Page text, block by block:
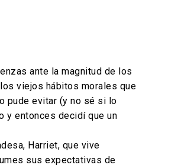
ante la magnitud de los
viejos hábitos morales que
pude evitar (y no sé si lo
y entonces decidí que un
Harriet, que vive
sus expectativas de